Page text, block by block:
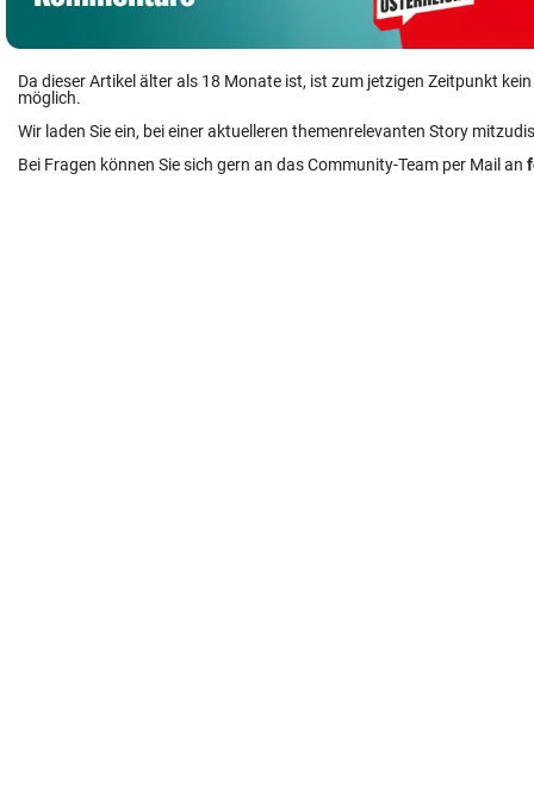
Da dieser Artikel älter als 18 Monate ist, ist zum jetzigen Zeitpunkt
möglich.
Wir laden Sie ein, bei einer aktuelleren themenrelevanten Story
Bei Fragen können Sie sich gern an das Community-Team per Mail an